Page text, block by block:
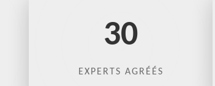
30
EXPERTS AGRÉÉS